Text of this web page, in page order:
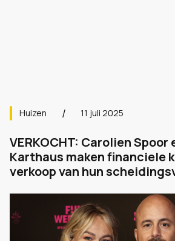
Huizen 11 juli 2025
VERKOCHT: Carolien Spoor
Karthaus maken financiele
verkoop van hun